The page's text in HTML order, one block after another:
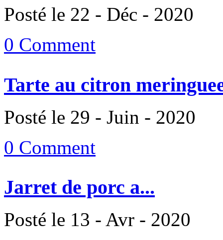
Posté le 22 - Déc - 2020
0 Comment
Tarte au citron
Posté le 29 - Juin - 2020
0 Comment
Jarret de porc a...
Posté le 13 - Avr - 2020